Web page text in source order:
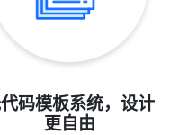
码模板系统，设计
更自由